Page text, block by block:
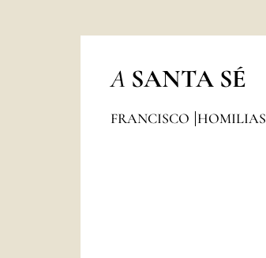
A SANTA SÉ
FRANCISCO HOMILIAS